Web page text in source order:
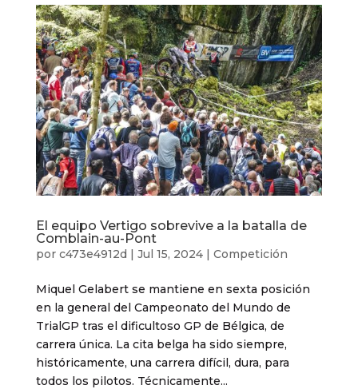
El equipo Vertigo sobrevive a la batalla de
Comblain-au-Pont
por c473e4912d | Jul 15, 2024| Competición
Miquel Gelabert se mantiene en sexta posición
en la general del Campeonato del Mundo de
TrialGP tras el dificultoso GP de Bélgica, de
carrera única. La cita belga ha sido siempre,
históricamente, una carrera difícil, dura, para
todos los pilotos. Técnicamente...